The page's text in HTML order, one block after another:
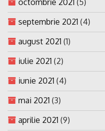
septembrie 2021 (4)
august 2021 (1)
iulie 2021 (2)
iunie 2021 (4)
mai 2021 (3)
aprilie 2021 (9)